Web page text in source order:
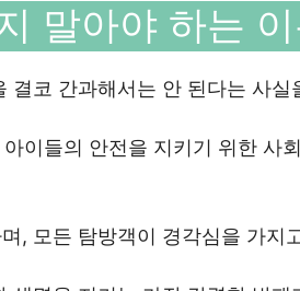
말아야 하는
결코 간과해서는 안 된다는 사실
이들의 안전을 지키기 위한 사
, 모든 탐방객이 경각심을 가지